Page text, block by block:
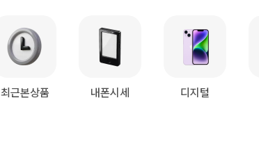
최근본상품 내폰시세 디지털